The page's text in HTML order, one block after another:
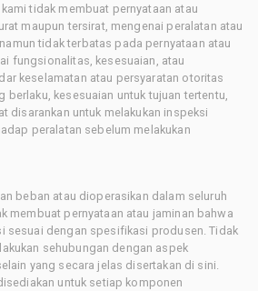
tidak membuat pernyataan atau
maupun tersirat, mengenai peralatan atau
tidak terbatas pada pernyataan atau
fungsionalitas, kesesuaian, atau
keselamatan atau persyaratan otoritas
berlaku, kesesuaian untuk tujuan tertentu,
disarankan untuk melakukan inspeksi
peralatan sebelum melakukan
beban atau dioperasikan dalam seluruh
membuat pernyataan atau jaminan bahwa
sesuai dengan spesifikasi produsen. Tidak
sehubungan dengan aspek
yang secara jelas disertakan di sini.
untuk setiap komponen